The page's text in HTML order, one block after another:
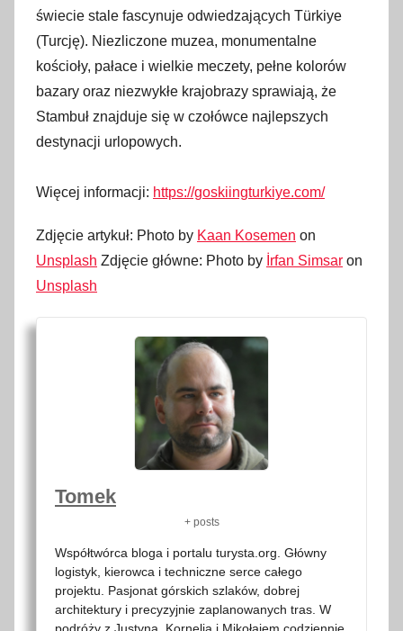
świecie stale fascynuje odwiedzających Türkiye
(Turcję). Niezliczone muzea, monumentalne
kościoły, pałace i wielkie meczety, pełne kolorów
bazary oraz niezwykłe krajobrazy sprawiają, że
Stambuł znajduje się w czołówce najlepszych
destynacji urlopowych.
Więcej informacji: https://goskiingturkiye.com/
Zdjęcie artykuł: Photo by Kaan Kosemen on
Unsplash Zdjęcie główne: Photo by İrfan Simsar on
Unsplash
Tomek
+ posts
Współtwórca bloga i portalu turysta.org. Główny
logistyk, kierowca i techniczne serce całego
projektu. Pasjonat górskich szlaków, dobrej
architektury i precyzyjnie zaplanowanych tras. W